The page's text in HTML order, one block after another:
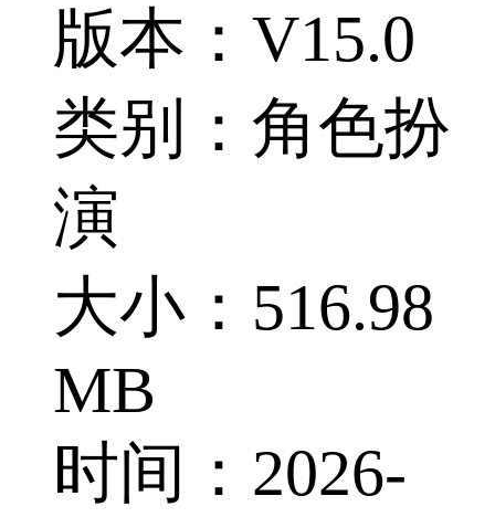
版本：V15.0
类别：角色扮
演
大小：516.98
MB
时间：2026-